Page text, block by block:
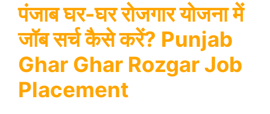
पंजाब घर-घर रोजगार योजना में
जॉब सर्च कैसे करें? Punjab
Ghar Ghar Rozgar Job
Placement